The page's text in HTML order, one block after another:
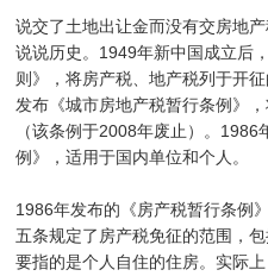
说交了土地出让金而没有交房地
说说历史。1949年新中国成立后
则》，将房产税、地产税列于开
发布《城市房地产税暂行条例》
（该条例于2008年废止）。
例》，适用于国内单位和个人。
1986年发布的《房产税暂行条例
五条规定了房产税免征的范围，
要指的是个人自住的住房。实际